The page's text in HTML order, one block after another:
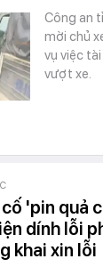
Công an
mời chủ
vụ việc
vượt xe.
'pin quả
dính lỗi
khai xin lỗi